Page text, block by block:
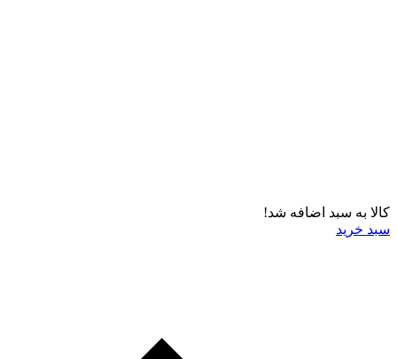
کالا به سبد اضافه شد!
سبد خرید